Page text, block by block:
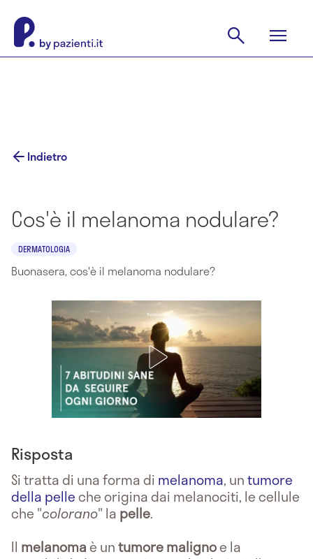
Indietro
Cos'è il melanoma nodulare?
DERMATOLOGIA
Buonasera, cos'è il melanoma nodulare?
Risposta
Si tratta di una forma di melanoma, untumore
della pelleche origina dai melanociti, le cellule
che "colorano" la pelle.
Il melanomaè untumore malignoe la